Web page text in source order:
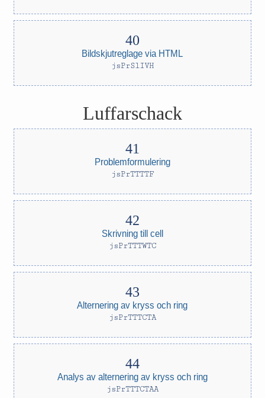
Bildskjutreglage via HTML
jsPrSlIVH
Luffarschack
Problemformulering
jsPrTTTTF
Skrivning till cell
jsPrTTTWTC
Alternering av kryss och ring
jsPrTTTCTA
Analys av alternering av kryss och ring
jsPrTTTCTAA